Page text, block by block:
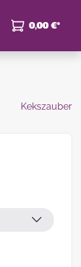
0,00 €*
Kekszauber